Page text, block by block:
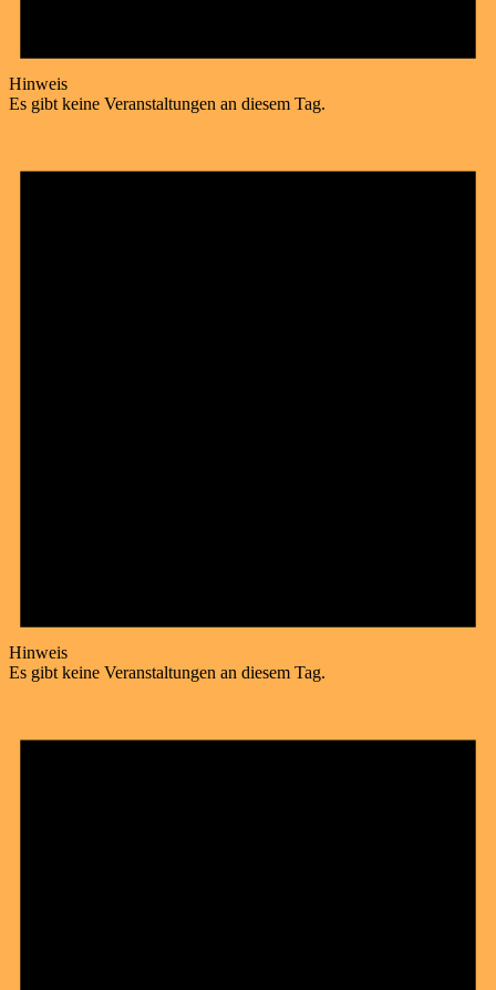
Hinweis
Es gibt keine Veranstaltungen an diesem Tag.
Hinweis
Es gibt keine Veranstaltungen an diesem Tag.